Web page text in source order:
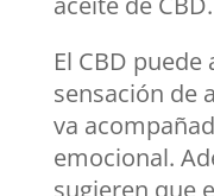
El CBD
sensación de
va
emocional.
sugieren que